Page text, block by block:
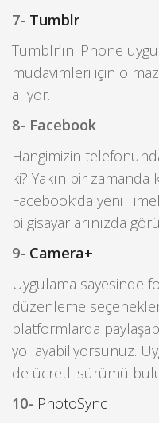
7- Tumblr
Tumblr’ın iPhone
müdavimleri için
alıyor.
8- Facebook
Hangimizin
ki? Yakın bir
Facebook’da yeni
bilgisayarlarınızda
9- Camera+
Uygulama sayesinde
düzenleme
platformlarda
yollayabiliyorsunuz.
de ücretli sürümü
10- PhotoSync